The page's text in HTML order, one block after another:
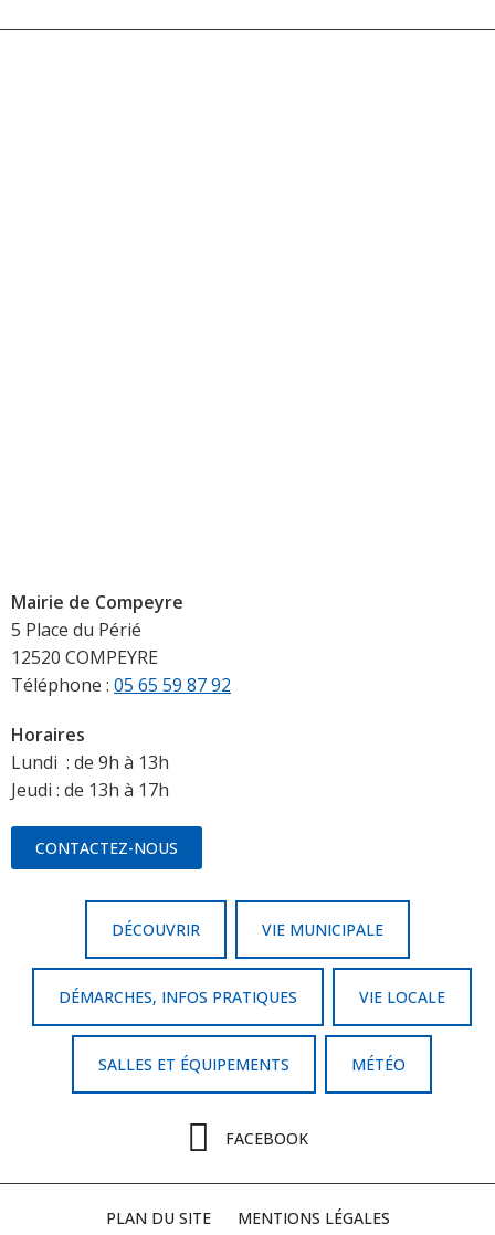
Mairie de Compeyre
5 Place du Périé
12520 COMPEYRE
Téléphone : 05 65 59 87 92
Horaires
Lundi : de 9h à 13h
Jeudi : de 13h à 17h
CONTACTEZ-NOUS
DÉCOUVRIR VIE MUNICIPALE
DÉMARCHES, INFOS PRATIQUES VIE LOCALE
SALLES ET ÉQUIPEMENTS MÉTÉO
FACEBOOK
PLAN DU SITE MENTIONS LÉGALES